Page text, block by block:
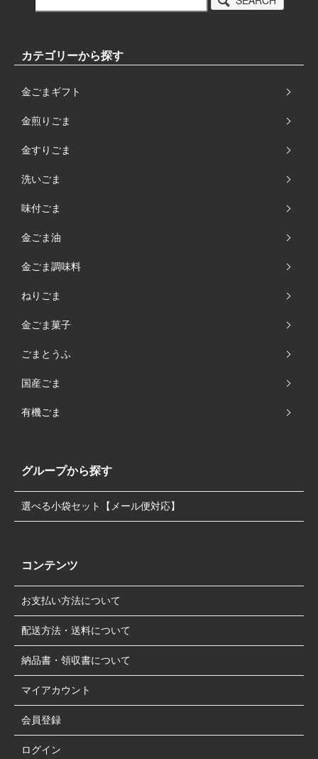
カテゴリーから探す
金ごまギフト
金煎りごま
金すりごま
洗いごま
味付ごま
金ごま油
金ごま調味料
ねりごま
金ごま菓子
ごまとうふ
国産ごま
有機ごま
グループから探す
選べる小袋セット【メール便対応】
コンテンツ
お支払い方法について
配送方法・送料について
納品書・領収書について
マイアカウント
会員登録
ログイン